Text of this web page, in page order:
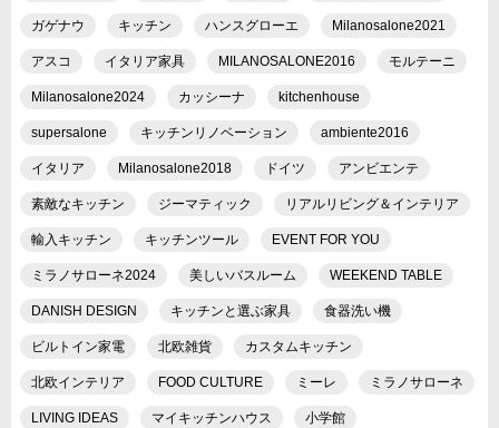
ガゲナウ キッチン ハンスグローエ Milanosalone2021
アスコ イタリア家具 MILANOSALONE2016 モルテーニ
Milanosalone2024 カッシーナ kitchenhouse
supersalone キッチンリノベーション ambiente2016
イタリア Milanosalone2018 ドイツ アンビエンテ
素敵なキッチン ジーマティック リアルリビング＆インテリア
輸入キッチン キッチンツール EVENT FOR YOU
ミラノサローネ2024 美しいバスルーム WEEKEND TABLE
DANISH DESIGN キッチンと選ぶ家具 食器洗い機
ビルトイン家電 北欧雑貨 カスタムキッチン
北欧インテリア FOOD CULTURE ミーレ ミラノサローネ
LIVING IDEAS マイキッチンハウス 小学館